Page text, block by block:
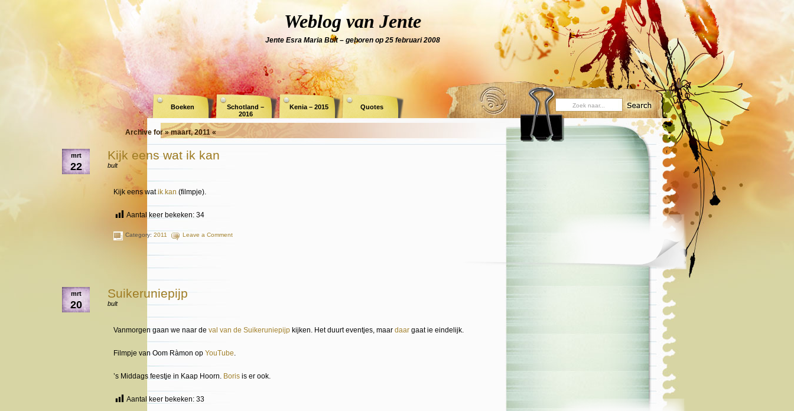
Weblog van Jente
Jente Esra Maria Bult – geboren op 25 februari 2008
Boeken
Schotland –
2016
Kenia – 2015 Quotes
Archive for » maart, 2011 «
mrt
22
Kijk eens wat ik kan
bult
Kijk eens watik kan (filmpje).
Aantal keer bekeken: 34
Category: 2011 Leave a Comment
mrt
20
Suikeruniepijp
bult
Vanmorgen gaan we naar de val van de Suikeruniepijp kijken. Het duurt eventjes, maar daar gaat ie eindelijk.
Filmpje van Oom Ràmon op YouTube.
’s Middags feestje in Kaap Hoorn. Boris is er ook.
Aantal keer bekeken: 33